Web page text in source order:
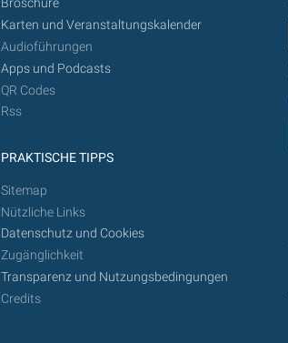
der
getan
Broschüre
Karten und Veranstaltungskalender
Audioführungen
Apps und Podcasts
QR Codes
Rss
PRAKTISCHE TIPPS
Sitemap
Nützliche Links
Datenschutz und Cookies
Zugänglichkeit
Transparenz und Nutzungsbedingungen
Credits